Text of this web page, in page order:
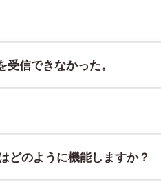
信できなかった。
は、次の方法をお試しください：
どのように機能しますか？